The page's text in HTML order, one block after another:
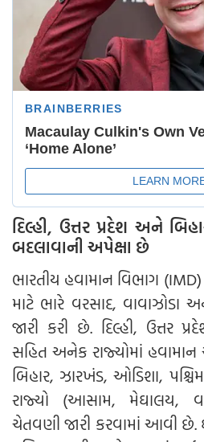
દિલ્હી, ઉત્તર પ્રદેશ અને
બદલાવાની અપેક્ષા છે
ભારતીય હવામાન વિભાગ
માટે ભારે વરસાદ,
જારી કરી છે. દિલ્હી, ઉત્તર
સહિત અનેક રાજ્યોમાં
બિહાર, ઝારખંડ, ઓડિશા,
રાજ્યો (આસામ, મેઘાલય,
ચેતવણી જારી કરવામાં આવી છે.